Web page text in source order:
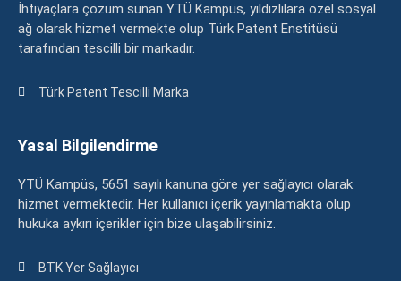
İhtiyaçlara çözüm sunan YTÜ Kampüs, yıldızlılara özel sosyal
ağ olarak hizmet vermekte olup Türk Patent Enstitüsü
tarafından tescilli bir markadır.
Türk Patent Tescilli Marka
Yasal Bilgilendirme
YTÜ Kampüs, 5651 sayılı kanuna göre yer sağlayıcı olarak
hizmet vermektedir. Her kullanıcı içerik yayınlamakta olup
hukuka aykırı içerikler için bize ulaşabilirsiniz.
BTK Yer Sağlayıcı